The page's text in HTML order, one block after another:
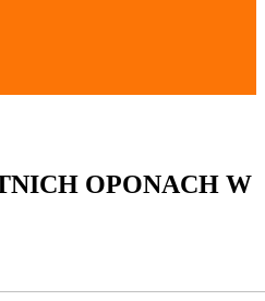
OPONACH W